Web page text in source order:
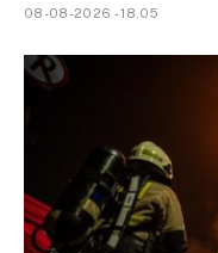
08-08-2026 - 18.05